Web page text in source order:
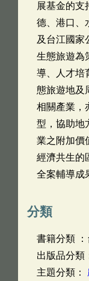
展基金的支
德、港口、
及台江國家
生態旅遊為
導、人才培
態旅遊地及
相關產業，
型，協助地
業之附加價
經濟共生的
全案輔導成
分類
書籍分類
出版品分類
主題分類：